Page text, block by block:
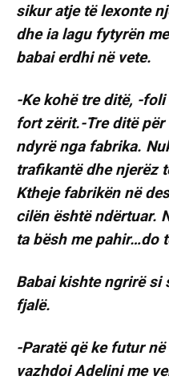
sikur atje të lexonte
dhe ia lagu fytyrën
babai erdhi në vete.
-Ke kohë tre ditë, -
fort zërit.-Tre ditë
ndyrë nga fabrika.
trafikantë dhe njerëz
Ktheje fabrikën në
cilën është ndërtuar.
ta bësh me pahir…do
Babai kishte ngrirë si
fjalë.
-Paratë që ke futur
vazhdoi Adelini me